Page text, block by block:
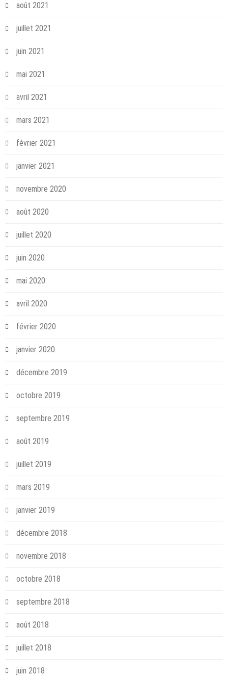
août 2021
juillet 2021
juin 2021
mai 2021
avril 2021
mars 2021
février 2021
janvier 2021
novembre 2020
août 2020
juillet 2020
juin 2020
mai 2020
avril 2020
février 2020
janvier 2020
décembre 2019
octobre 2019
septembre 2019
août 2019
juillet 2019
mars 2019
janvier 2019
décembre 2018
novembre 2018
octobre 2018
septembre 2018
août 2018
juillet 2018
juin 2018